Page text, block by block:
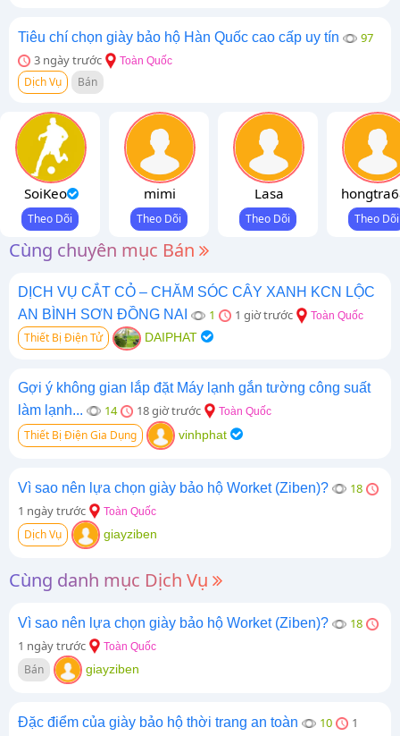
Tiêu chí chọn giày bảo hộ Hàn Quốc cao cấp uy tín
97
3 ngày trước
Toàn Quốc
Dịch Vụ Bán
SoiKeo mimi Lasa
Cùng chuyên mục Bán
DỊCH VỤ CẮT CỎ – CHĂM SÓC CÂY XANH KCN LỘC
AN BÌNH SƠN ĐỒNG NAI
1 1 giờ trước Toàn Quốc
Thiết Bị Điện Tử DAIPHAT
Gợi ý không gian lắp đặt Máy lạnh gắn tường công suất
làm lạnh...
14 18 giờ trước Toàn Quốc
Thiết Bị Điện Gia Dụng vinhphat
Vì sao nên lựa chọn giày bảo hộ Worket (Ziben)?
18
1 ngày trước
Toàn Quốc
Dịch Vụ giayziben
Cùng danh mục Dịch Vụ
Vì sao nên lựa chọn giày bảo hộ Worket (Ziben)?
18
1 ngày trước
Toàn Quốc
Bán giayziben
Đặc điểm của giày bảo hộ thời trang an toàn 10
1